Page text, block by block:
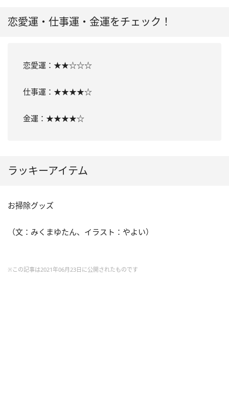
恋愛運・仕事運・金運をチェック！
恋愛運：★★☆☆☆
仕事運：★★★★☆
金運：★★★★☆
ラッキーアイテム
お掃除グッズ
（文：みくまゆたん、イラスト：やよい）
※この記事は2021年06月23日に公開されたものです